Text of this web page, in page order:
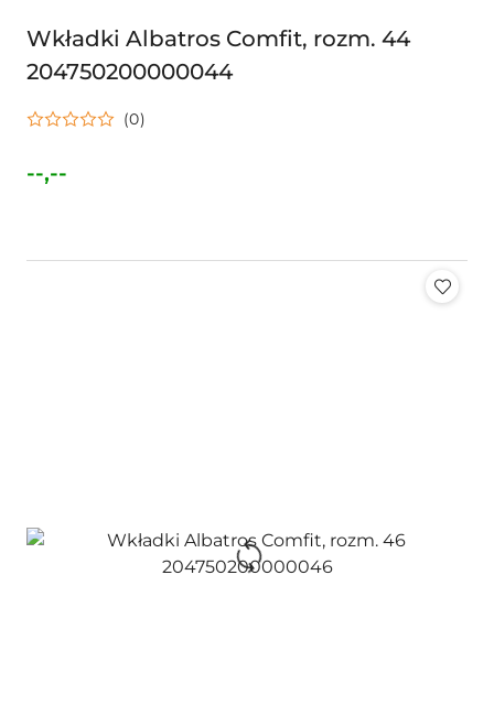
Wkładki Albatros Comfit, rozm. 44
204750200000044
(0)
Cena:
--,--